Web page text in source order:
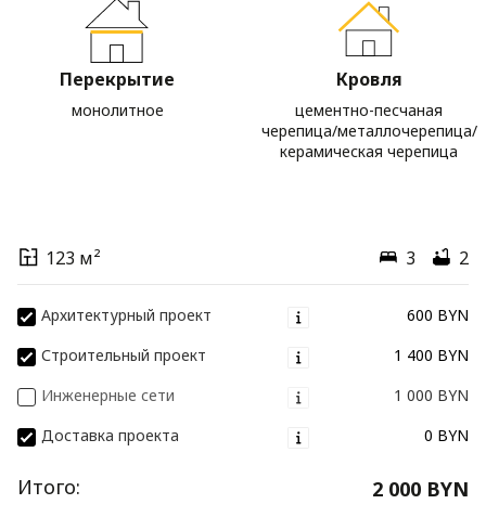
Перекрытие
монолитное
Кровля
цементно-песчаная
черепица/металлочерепица/
керамическая черепица
123 м² 3 2
Архитектурный проект
600 BYN
Строительный проект
1 400 BYN
Инженерные сети
1 000 BYN
Доставка проекта
0 BYN
Итого: 2 000 BYN